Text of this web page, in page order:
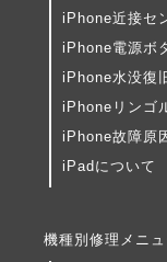
iPhone近接セ
iPhone電源ボ
iPhone水没復
iPhoneリンゴ
iPhone故障原
iPadについて
機種別修理メニュ